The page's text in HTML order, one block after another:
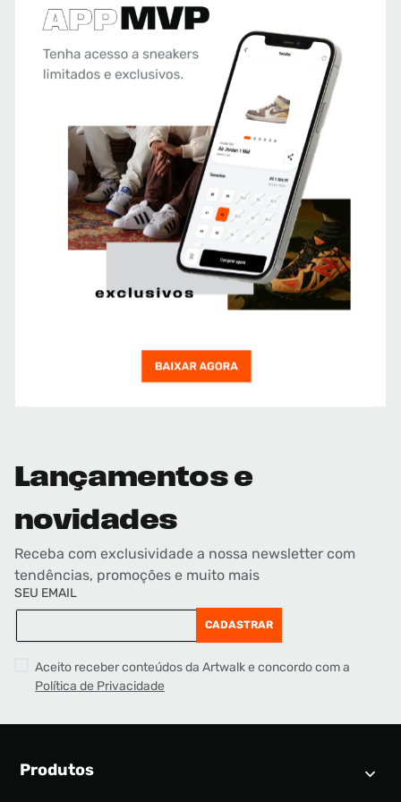
Lançamentos e
novidades
Receba com exclusividade a nossa newsletter com
tendências, promoções e muito mais
SEU EMAIL
CADASTRAR
Aceito receber conteúdos da Artwalk e concordo com a
Política de Privacidade
Produtos